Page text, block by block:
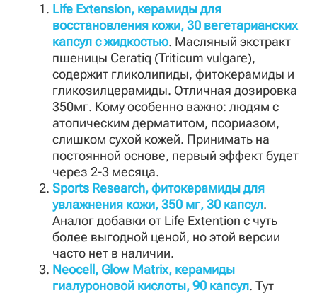
Life Extension, керамиды для
восстановления кожи, 30 вегетарианских
капсул с жидкостью. Масляный экстракт
пшеницы Ceratiq (Triticum vulgare),
содержит гликолипиды, фитокерамиды и
гликозилцерамиды. Отличная дозировка
350мг. Кому особенно важно: людям с
атопическим дерматитом, псориазом,
слишком сухой кожей. Принимать на
постоянной основе, первый эффект будет
через 2-3 месяца.
Sports Research, фитокерамиды для
увлажнения кожи, 350 мг, 30 капсул.
Аналог добавки от Life Extention с чуть
более выгодной ценой, но этой версии
часто нет в наличии.
Neocell, Glow Matrix, керамиды
гиалуроновой кислоты, 90 капсул. Тут